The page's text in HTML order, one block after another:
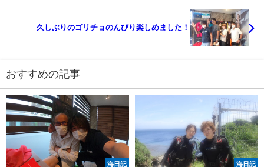
久しぶりのゴリチョのんびり楽しめました！
おすすめの記事
海日記 海日記